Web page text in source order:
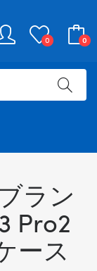
0 0
ラン
Pro2
ース